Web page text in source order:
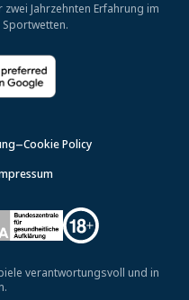
Jahrzehnten Erfahrung im
Cookie Policy
verantwortungsvoll und in